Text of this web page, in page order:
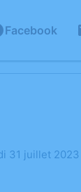
Facebook
31 juillet